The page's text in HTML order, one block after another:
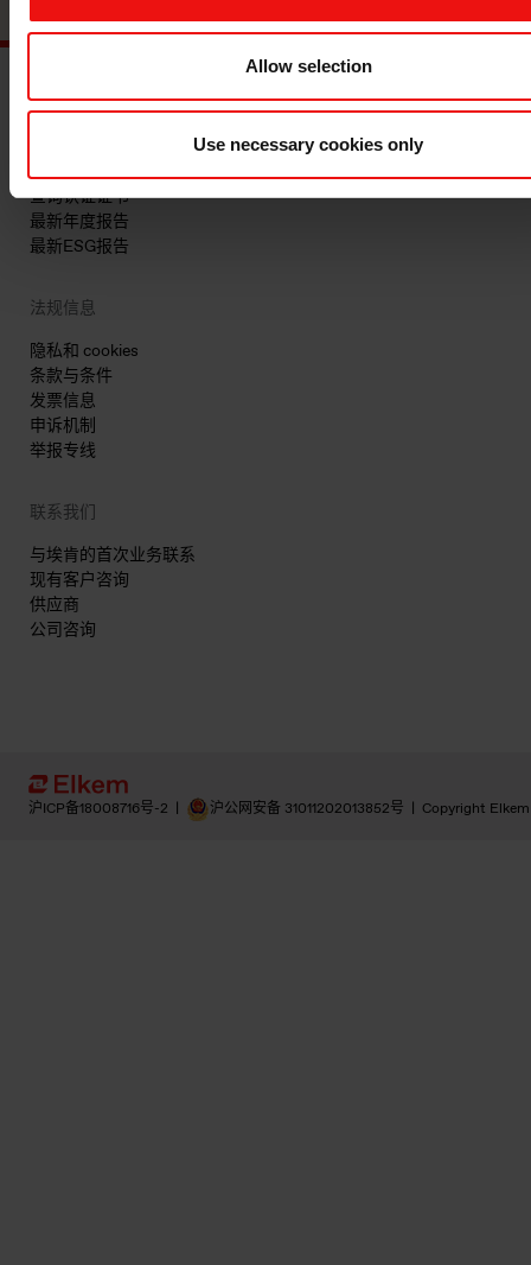
Allow selection
Use necessary cookies only
查询 TDS/SDS
查询认证证书
最新年度报告
最新ESG报告
法规信息
隐私和 cookies
条款与条件
发票信息
申诉机制
举报专线
联系我们
与埃肯的首次业务联系
现有客户咨询
供应商
公司咨询
沪ICP备18008716号-2 | 沪公网安备 31011202013852号 | Copyright